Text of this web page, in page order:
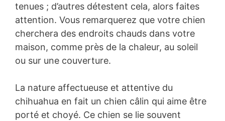
tenues ; d’autres détestent cela, alors faites
attention. Vous remarquerez que votre chien
cherchera des endroits chauds dans votre
maison, comme près de la chaleur, au soleil
ou sur une couverture.
La nature affectueuse et attentive du
chihuahua en fait un chien câlin qui aime être
porté et choyé. Ce chien se lie souvent